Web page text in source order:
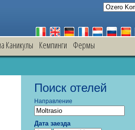
Каникулы Кемпинги Фермы